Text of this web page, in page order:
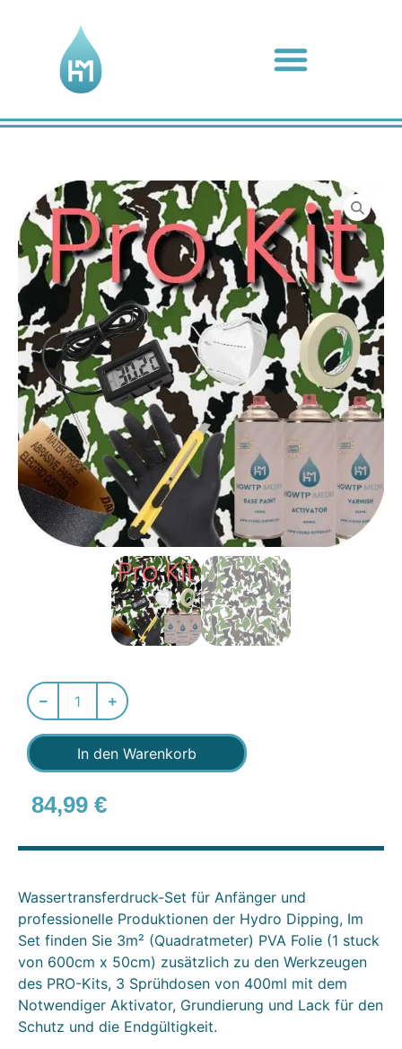
In den Warenkorb
84,99 €
Wassertransferdruck-Set für Anfänger und
professionelle Produktionen der Hydro Dipping, Im
Set finden Sie 3m² (Quadratmeter) PVA Folie (1 stuck
von 600cm x 50cm) zusätzlich zu den Werkzeugen
des PRO-Kits, 3 Sprühdosen von 400ml mit dem
Notwendiger Aktivator, Grundierung und Lack für den
Schutz und die Endgültigkeit.